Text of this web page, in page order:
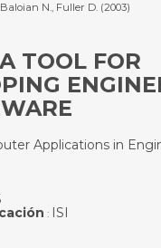
N., Fuller D. (2003)
TOOL FOR
Applications in
: ISI